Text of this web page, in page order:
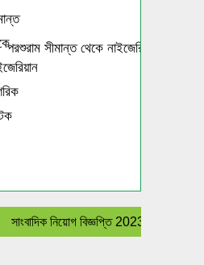
সীমান্ত থেকে নাইজেরিয়ান নাগরিক আটক
নিয়োগ বিজ্ঞপ্তি 2023 :- বহির্বিশ্ব সহ